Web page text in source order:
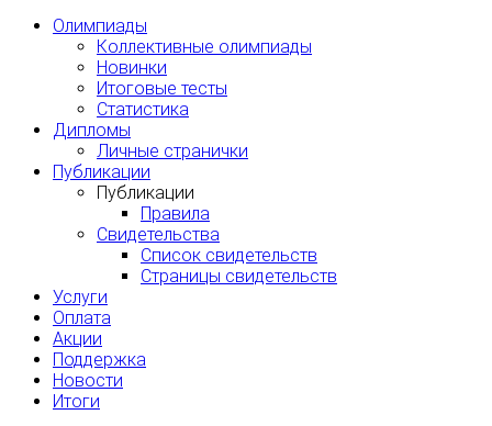
Олимпиады
Коллективные олимпиады
Новинки
Итоговые тесты
Статистика
Дипломы
Личные странички
Публикации
Публикации
Правила
Свидетельства
Список свидетельств
Страницы свидетельств
Услуги
Оплата
Акции
Поддержка
Новости
Итоги